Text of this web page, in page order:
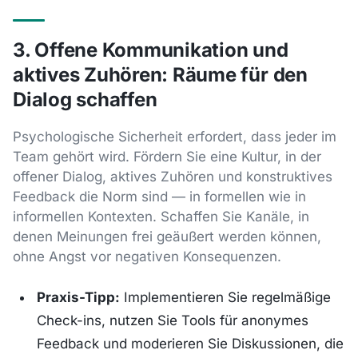
3. Offene Kommunikation und
aktives Zuhören: Räume für den
Dialog schaffen
Psychologische Sicherheit erfordert, dass jeder im
Team gehört wird. Fördern Sie eine Kultur, in der
offener Dialog, aktives Zuhören und konstruktives
Feedback die Norm sind — in formellen wie in
informellen Kontexten. Schaffen Sie Kanäle, in
denen Meinungen frei geäußert werden können,
ohne Angst vor negativen Konsequenzen.
Praxis-Tipp: Implementieren Sie regelmäßige
Check-ins, nutzen Sie Tools für anonymes
Feedback und moderieren Sie Diskussionen, die